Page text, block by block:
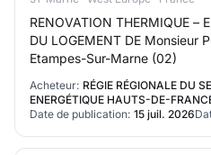
RENOVATION THERMIQUE –
DU LOGEMENT DE Monsieur
Etampes-Sur-Marne (02)
Acheteur: RÉGIE RÉGIONALE DU
ENERGÉTIQUE HAUTS-DE-
Date de publication: 15 juil. 2026